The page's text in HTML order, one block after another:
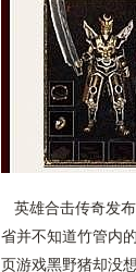
英雄合击传奇发
省并不知道竹管内
页游戏黑野猪却没